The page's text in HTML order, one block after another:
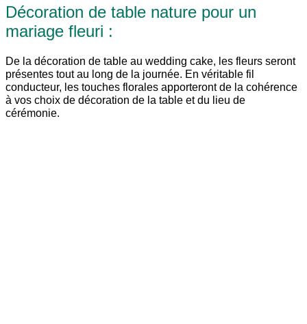
Décoration de table nature pour un
mariage fleuri :
De la décoration de table au wedding cake, les fleurs seront
présentes tout au long de la journée. En véritable fil
conducteur, les touches florales apporteront de la cohérence
à vos choix de décoration de la table et du lieu de
cérémonie.